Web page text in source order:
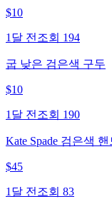
$10
1달 전 조회 194
굽 낮은 검은색 구두
$10
1달 전 조회 190
Kate Spade 검은색
$45
1달 전 조회 83